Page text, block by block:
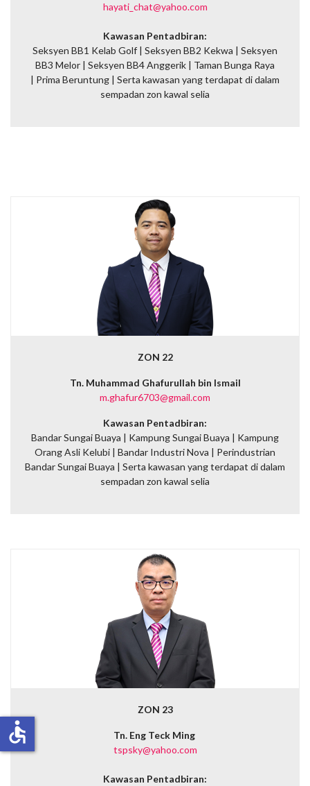
hayati_chat@yahoo.com
Kawasan Pentadbiran:
Seksyen BB1 Kelab Golf | Seksyen BB2 Kekwa | Seksyen
BB3 Melor | Seksyen BB4 Anggerik | Taman Bunga Raya
| Prima Beruntung | Serta kawasan yang terdapat di dalam
sempadan zon kawal selia
ZON 22
Tn. Muhammad Ghafurullah bin Ismail
m.ghafur6703@gmail.com
Kawasan Pentadbiran:
Bandar Sungai Buaya | Kampung Sungai Buaya | Kampung
Orang Asli Kelubi | Bandar Industri Nova | Perindustrian
Bandar Sungai Buaya | Serta kawasan yang terdapat di dalam
sempadan zon kawal selia
ZON 23
Tn. Eng Teck Ming
tspsky@yahoo.com
Kawasan Pentadbiran:
accessible